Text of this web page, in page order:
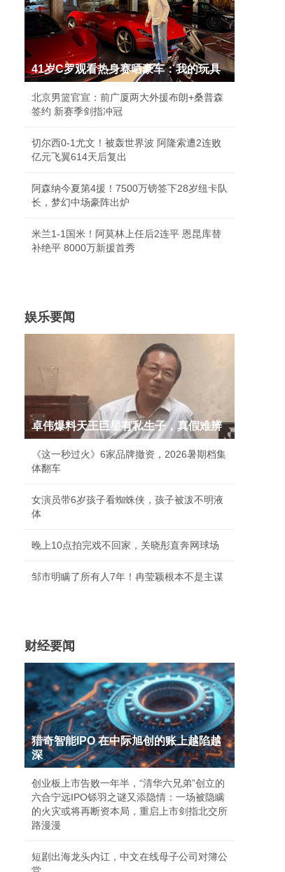
41岁C罗观看热身赛晒豪车：我的玩具
北京男篮官宣：前广厦两大外援布朗+桑普森
签约 新赛季剑指冲冠
切尔西0-1尤文！被轰世界波 阿隆索遭2连败
亿元飞翼614天后复出
阿森纳今夏第4援！7500万镑签下28岁纽卡队
长，梦幻中场豪阵出炉
米兰1-1国米！阿莫林上任后2连平 恩昆库替
补绝平 8000万新援首秀
娱乐要闻
卓伟爆料天王巨星有私生子，真假难辨
《这一秒过火》6家品牌撤资，2026暑期档集
体翻车
女演员带6岁孩子看蜘蛛侠，孩子被泼不明液
体
晚上10点拍完戏不回家，关晓彤直奔网球场
邹市明瞒了所有人7年！冉莹颖根本不是主谋
财经要闻
猎奇智能IPO 在中际旭创的账上越陷越
深
创业板上市告败一年半，“清华六兄弟”创立的
六合宁远IPO铩羽之谜又添隐情：一场被隐瞒
的火灾或将再断资本局，重启上市剑指北交所
路漫漫
短剧出海龙头内讧，中文在线母子公司对簿公